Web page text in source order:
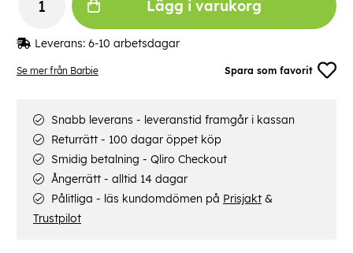
Se mer från Barbie Spara som favorit
Lägg i varukorg
Leverans: 6-10 arbetsdagar
Snabb leverans - leveranstid framgår i kassan
Returrätt - 100 dagar öppet köp
Smidig betalning - Qliro Checkout
Ångerrätt - alltid 14 dagar
Pålitliga - läs kundomdömen på Prisjakt &
Trustpilot